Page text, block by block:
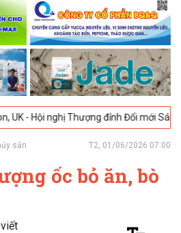
nghị Thượng đỉnh Đổi mới Sáng tạo
sản T2, 01/06/2026 07:00
ốc bỏ ăn, bò